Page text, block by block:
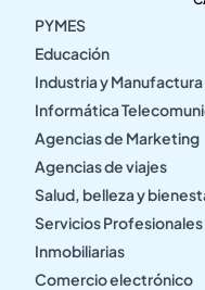
PYMES
Educación
Industria y Manufactura
Informática
Agencias de Marketing
Agencias de viajes
Salud, belleza y
Servicios Profesionales
Inmobiliarias
Comercio electrónico